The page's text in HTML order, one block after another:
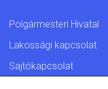
Polgármesteri Hivatal
Lakossági kapcsolat
Sajtókapcsolat